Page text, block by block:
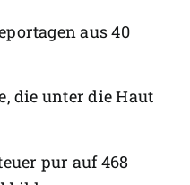
aus 40
die unter die Haut
pur auf 468